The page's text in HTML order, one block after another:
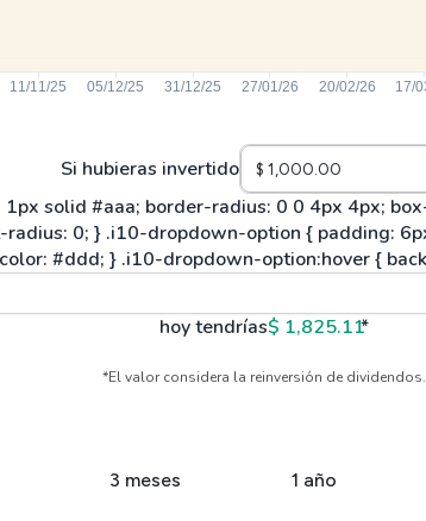
Si hubieras invertido
hoy tendrías$ 1,825.11*
*El valor considera la reinversión de dividendos.
3 meses 1 año